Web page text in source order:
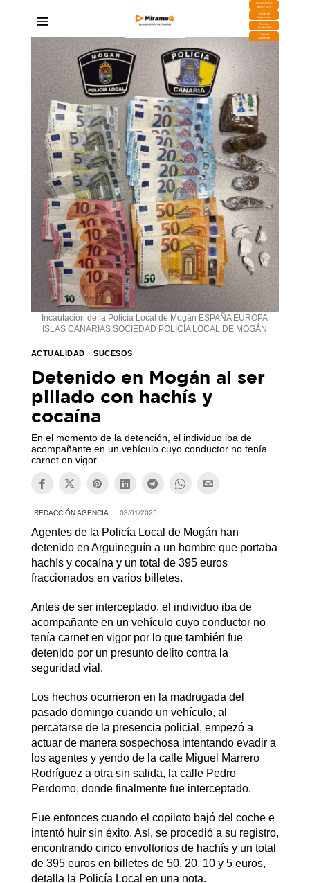
DESCARGA
MIRAPLAY
Buzón de
Sugerencias
Contratar
Publicidad
Contacto
Comercial
Incautación de la Policía Local de Mogán ESPAÑA EUROPA
ISLAS CANARIAS SOCIEDAD POLICÍA LOCAL DE MOGÁN
ACTUALIDAD · SUCESOS
Detenido en Mogán al ser
pillado con hachís y
cocaína
En el momento de la detención, el individuo iba de
acompañante en un vehículo cuyo conductor no tenía
carnet en vigor
REDACCIÓN AGENCIA 08/01/2025
Agentes de la Policía Local de Mogán han
detenido en Arguineguín a un hombre que portaba
hachís y cocaína y un total de 395 euros
fraccionados en varios billetes.
Antes de ser interceptado, el individuo iba de
acompañante en un vehículo cuyo conductor no
tenía carnet en vigor por lo que también fue
detenido por un presunto delito contra la
seguridad vial.
Los hechos ocurrieron en la madrugada del
pasado domingo cuando un vehículo, al
percatarse de la presencia policial, empezó a
actuar de manera sospechosa intentando evadir a
los agentes y yendo de la calle Miguel Marrero
Rodríguez a otra sin salida, la calle Pedro
Perdomo, donde finalmente fue interceptado.
Fue entonces cuando el copiloto bajó del coche e
intentó huir sin éxito. Así, se procedió a su registro,
encontrando cinco envoltorios de hachís y un total
de 395 euros en billetes de 50, 20, 10 y 5 euros,
detalla la Policía Local en una nota.